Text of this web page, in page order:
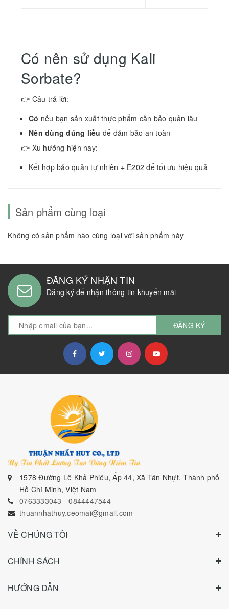
Có nên sử dụng Kali
Sorbate?
👉 Câu trả lời:
Có nếu bạn sản xuất thực phẩm cần bảo quản lâu
Nên dùng đúng liều để đảm bảo an toàn
👉 Xu hướng hiện nay:
Kết hợp bảo quản tự nhiên + E202 để tối ưu hiệu quả
Sản phẩm cùng loại
Không có sản phẩm nào cùng loại với sản phẩm này
ĐĂNG KÝ NHẬN TIN
Đăng ký để nhận thông tin khuyến mãi
ĐĂNG KÝ
1578 Đường Lê Khả Phiêu, Ấp 44, Xã Tân Nhựt, Thành phố
Hồ Chí Minh, Việt Nam
0763333043 -0844447544
thuannhathuy.ceomai@gmail.com
VỀ CHÚNG TÔI
CHÍNH SÁCH
HƯỚNG DẪN